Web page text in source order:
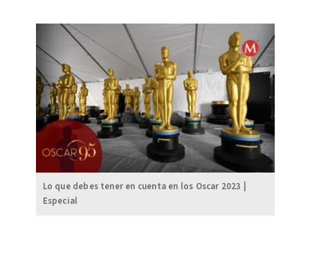
Lo que debes tener en cuenta en los Oscar 2023 |
Especial